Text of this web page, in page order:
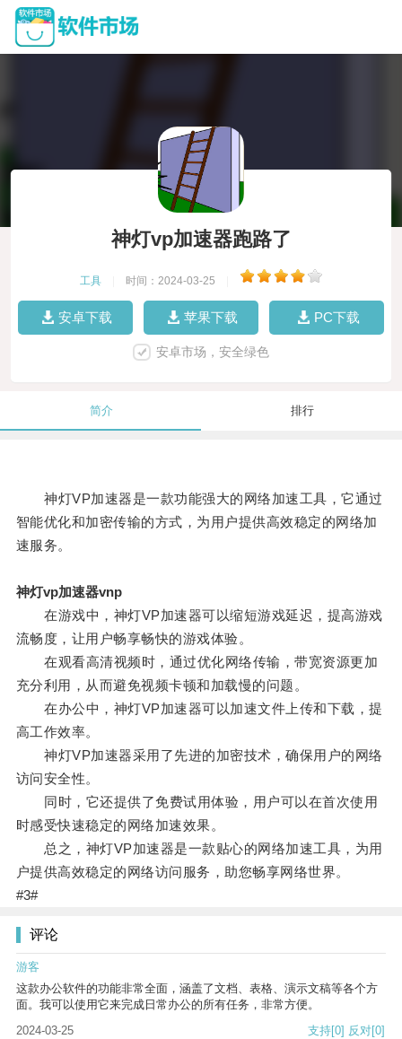
神灯vp加速器跑路了
工具 时间：2024-03-25
安卓下载 苹果下载 PC下载
安卓市场，安全绿色
简介 排行
神灯VP加速器是一款功能强大的网络加速工具，它通过
智能优化和加密传输的方式，为用户提供高效稳定的网络加
速服务。
神灯vp加速器vnp
在游戏中，神灯VP加速器可以缩短游戏延迟，提高游戏
流畅度，让用户畅享畅快的游戏体验。
在观看高清视频时，通过优化网络传输，带宽资源更加
充分利用，从而避免视频卡顿和加载慢的问题。
在办公中，神灯VP加速器可以加速文件上传和下载，提
高工作效率。
神灯VP加速器采用了先进的加密技术，确保用户的网络
访问安全性。
同时，它还提供了免费试用体验，用户可以在首次使用
时感受快速稳定的网络加速效果。
总之，神灯VP加速器是一款贴心的网络加速工具，为用
户提供高效稳定的网络访问服务，助您畅享网络世界。
#3#
评论
游客
这款办公软件的功能非常全面，涵盖了文档、表格、演示文稿等各个方
面。我可以使用它来完成日常办公的所有任务，非常方便。
2024-03-25
支持[0] 反对[0]